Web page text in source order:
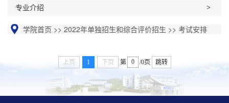
专业介绍
学院首页 >> 2022年单独招生和综合评价招生 >> 考试安排
上页 1 下页 第 /0页 跳转